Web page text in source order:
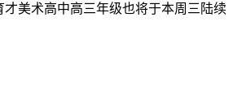
美术高中高三年级也将于本周三陆续